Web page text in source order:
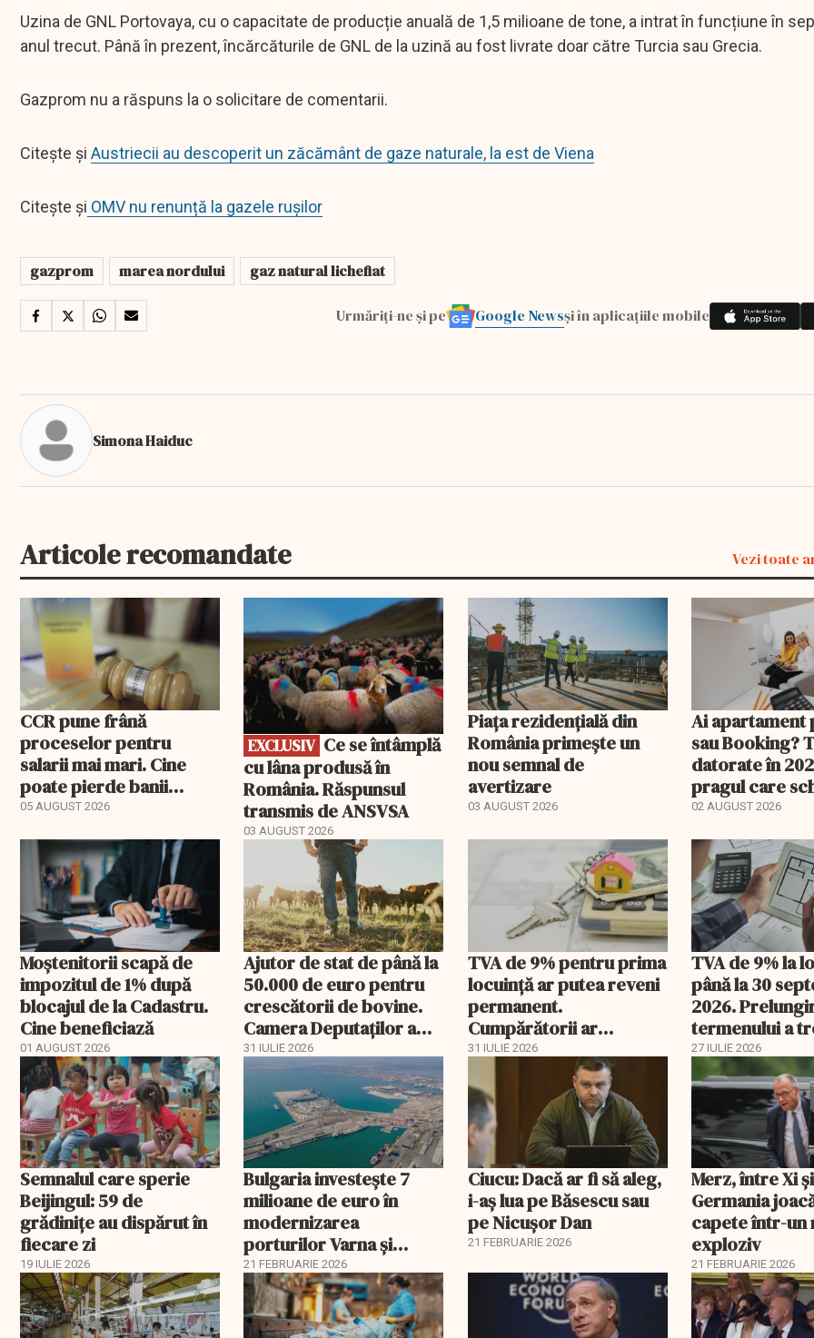
Uzina de GNL Portovaya, cu o capacitate de producție anuală de 1,5 milioane de tone, a intrat în funcțiune în
anul trecut. Până în prezent, încărcăturile de GNL de la uzină au fost livrate doar către Turcia sau Grecia.
Gazprom nu a răspuns la o solicitare de comentarii.
Citește și Austriecii au descoperit un zăcământ de gaze naturale, la est de Viena
Citește și OMV nu renunță la gazele rușilor
gazprom marea nordului gaz natural lichefiat
Urmăriți-ne și pe Google Newsși în aplicațiile mobile
Simona Haiduc
Articole recomandate Vezi toate
CCR pune frână
proceselor pentru
salarii mai mari. Cine
poate pierde banii
ceruți statului
05 AUGUST 2026
EXCLUSIV
EXCLUSIV
cu lâna produsă în
România. Răspunsul
transmis de ANSVSA
03 AUGUST 2026
Piața rezidențială din
România primește un
nou semnal de
avertizare
03 AUGUST 2026
Ai apartament
sau Booking?
datorate în
pragul care
regimul fiscal
02 AUGUST 2026
Moștenitorii scapă de
impozitul de 1% după
blocajul de la Cadastru.
Cine beneficiază
01 AUGUST 2026
Ajutor de stat de până la
50.000 de euro pentru
crescătorii de bovine.
Camera Deputaților a
aprobat schema
31 IULIE 2026
TVA de 9% pentru prima
locuință ar putea reveni
permanent.
Cumpărătorii ar
economisi zeci de mii de
31 IULIE 2026
TVA de 9% la
până la 30
2026.
termenului a
comisia din
27 IULIE 2026
Semnalul care sperie
Beijingul: 59 de
grădinițe au dispărut în
fiecare zi
19 IULIE 2026
Bulgaria investește 7
milioane de euro în
modernizarea
porturilor Varna și
Burgas
21 FEBRUARIE 2026
Ciucu: Dacă ar fi să aleg,
i-aș lua pe Băsescu sau
pe Nicușor Dan
21 FEBRUARIE 2026
Merz, între Xi
Germania
capete într-un
exploziv
21 FEBRUARIE 2026